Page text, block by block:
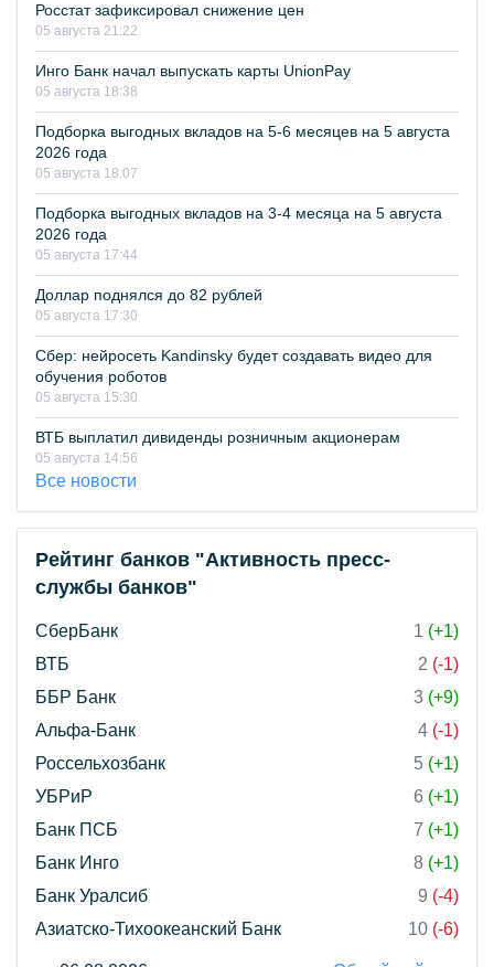
Росстат зафиксировал снижение цен
05 августа 21:22
Инго Банк начал выпускать карты UnionPay
05 августа 18:38
Подборка выгодных вкладов на 5-6 месяцев на 5 августа
2026 года
05 августа 18:07
Подборка выгодных вкладов на 3-4 месяца на 5 августа
2026 года
05 августа 17:44
Доллар поднялся до 82 рублей
05 августа 17:30
Сбер: нейросеть Kandinsky будет создавать видео для
обучения роботов
05 августа 15:30
ВТБ выплатил дивиденды розничным акционерам
05 августа 14:56
Все новости
Рейтинг банков "Активность пресс-
службы банков"
СберБанк 1 (+1)
ВТБ
2 (-1)
ББР Банк
3 (+9)
Альфа-Банк
4 (-1)
Россельхозбанк
5 (+1)
УБРиР
6 (+1)
Банк ПСБ
7 (+1)
Банк Инго
8 (+1)
Банк Уралсиб
9 (-4)
Азиатско-Тихоокеанский Банк
10 (-6)